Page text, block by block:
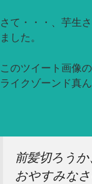
さて・・・、芋生
ました。
このツイート画像
ライクゾーンド真
前髪切ろう
おやすみな